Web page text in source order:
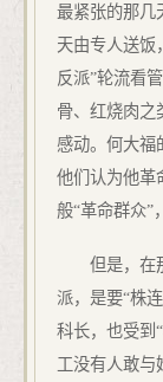
最紧张的那几
天由专人送饭
反派”轮流看
骨、红烧肉之
感动。何大福
他们认为他革
般“革命群众”
但是，在
派，是要“株
科长，也受到
工没有人敢与